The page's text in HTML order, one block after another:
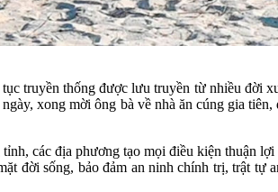
truyền thống được lưu truyền từ nhiều đời
xong mời ông bà về nhà ăn cúng gia
các địa phương tạo mọi điều kiện thuận lợi
đời sống, bảo đảm an ninh chính trị, trật tự